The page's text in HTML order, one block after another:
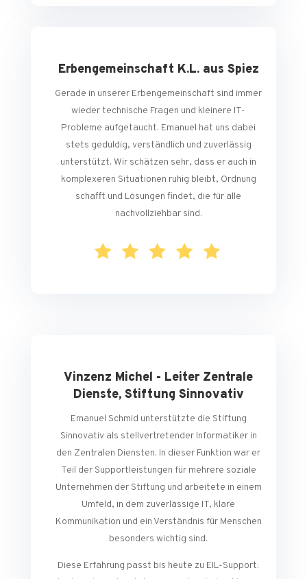
Erbengemeinschaft K.L. aus Spiez
Gerade in unserer Erbengemeinschaft sind immer
wieder technische Fragen und kleinere IT-
Probleme aufgetaucht. Emanuel hat uns dabei
stets geduldig, verständlich und zuverlässig
unterstützt. Wir schätzen sehr, dass er auch in
komplexeren Situationen ruhig bleibt, Ordnung
schafft und Lösungen findet, die für alle
nachvollziehbar sind.
Vinzenz Michel - Leiter Zentrale
Dienste, Stiftung Sinnovativ
Emanuel Schmid unterstützte die Stiftung
Sinnovativ als stellvertretender Informatiker in
den Zentralen Diensten. In dieser Funktion war er
Teil der Supportleistungen für mehrere soziale
Unternehmen der Stiftung und arbeitete in einem
Umfeld, in dem zuverlässige IT, klare
Kommunikation und ein Verständnis für Menschen
besonders wichtig sind.
Diese Erfahrung passt bis heute zu EIL-Support: